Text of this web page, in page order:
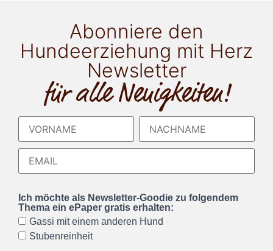
Abonniere den
Hundeerziehung mit Herz
Newsletter
für alle Neuigkeiten!
Ich möchte als Newsletter-Goodie zu folgendem
Thema ein ePaper gratis erhalten:
Gassi mit einem anderen Hund
Stubenreinheit